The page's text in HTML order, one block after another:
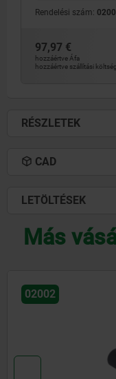
Rendelési szám:
97,97 €
hozzáértve Áfa
hozzáértve szállítási
RÉSZLETEK
CAD
LETÖLTÉSEK
Más
02007